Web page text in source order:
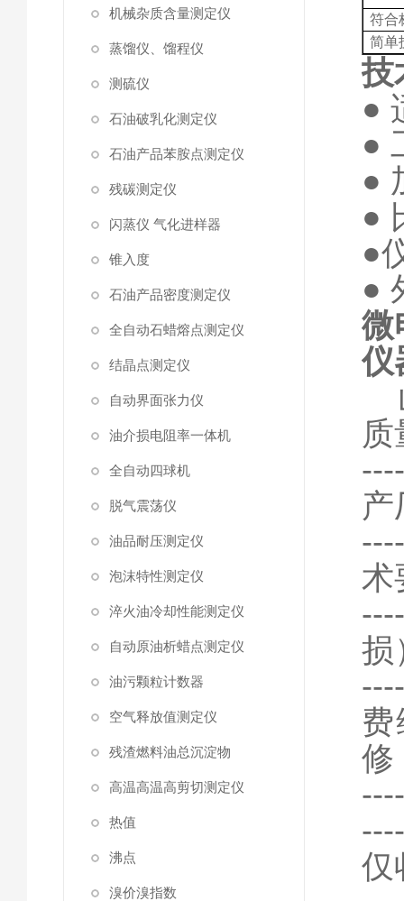
机械杂质含量测定仪
蒸馏仪、馏程仪
测硫仪
石油破乳化测定仪
石油产品苯胺点测定仪
残碳测定仪
闪蒸仪 气化进样器
锥入度
石油产品密度测定仪
全自动石蜡熔点测定仪
结晶点测定仪
自动界面张力仪
油介损电阻率一体机
全自动四球机
脱气震荡仪
油品耐压测定仪
泡沫特性测定仪
淬火油冷却性能测定仪
自动原油析蜡点测定仪
油污颗粒计数器
空气释放值测定仪
残渣燃料油总沉淀物
高温高温高剪切测定仪
热值
沸点
溴价溴指数
符合
简单
技
●
●
●
●
●
●
微
仪
产
术
损
修
仅